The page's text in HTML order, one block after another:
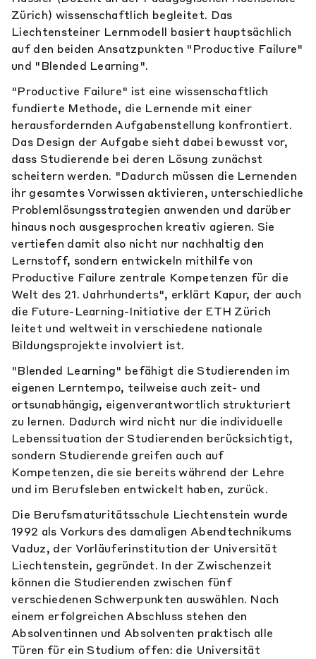
Zürich) wissenschaftlich begleitet. Das
Liechtensteiner Lernmodell basiert hauptsächlich
auf den beiden Ansatzpunkten "Productive Failure"
und "Blended Learning".
"Productive Failure" ist eine wissenschaftlich
fundierte Methode, die Lernende mit einer
herausfordernden Aufgabenstellung konfrontiert.
Das Design der Aufgabe sieht dabei bewusst vor,
dass Studierende bei deren Lösung zunächst
scheitern werden. "Dadurch müssen die Lernenden
ihr gesamtes Vorwissen aktivieren, unterschiedliche
Problemlösungsstrategien anwenden und darüber
hinaus noch ausgesprochen kreativ agieren. Sie
vertiefen damit also nicht nur nachhaltig den
Lernstoff, sondern entwickeln mithilfe von
Productive Failure zentrale Kompetenzen für die
Welt des 21. Jahrhunderts", erklärt Kapur, der auch
die Future-Learning-Initiative der ETH Zürich
leitet und weltweit in verschiedene nationale
Bildungsprojekte involviert ist.
"Blended Learning" befähigt die Studierenden im
eigenen Lerntempo, teilweise auch zeit- und
ortsunabhängig, eigenverantwortlich strukturiert
zu lernen. Dadurch wird nicht nur die individuelle
Lebenssituation der Studierenden berücksichtigt,
sondern Studierende greifen auch auf
Kompetenzen, die sie bereits während der Lehre
und im Berufsleben entwickelt haben, zurück.
Die Berufsmaturitätsschule Liechtenstein wurde
1992 als Vorkurs des damaligen Abendtechnikums
Vaduz, der Vorläuferinstitution der Universität
Liechtenstein, gegründet. In der Zwischenzeit
können die Studierenden zwischen fünf
verschiedenen Schwerpunkten auswählen. Nach
einem erfolgreichen Abschluss stehen den
Absolventinnen und Absolventen praktisch alle
Türen für ein Studium offen: die Universität